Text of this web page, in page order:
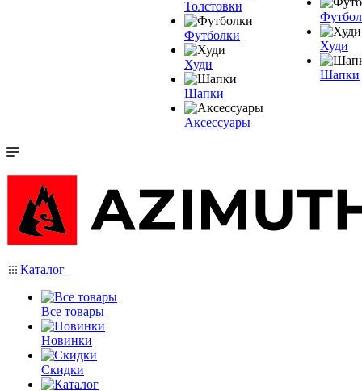
Толстовки
Футболки
Худи
Шапки
Аксессуары
Худи
Шапки
Каталог
Все товары
Новинки
Скидки